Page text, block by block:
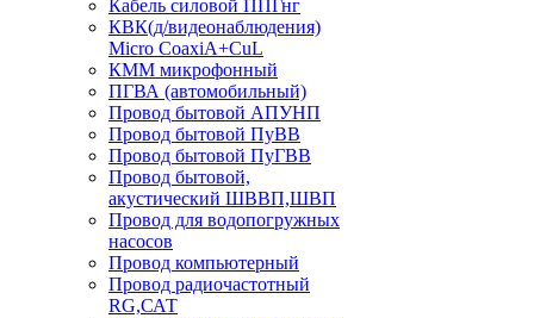
Кабель силовой ППГнг
КВК(д/видеонаблюдения)
Micro CoaxiA+CuL
КММ микрофонный
ПГВА (автомобильный)
Провод бытовой АПУНП
Провод бытовой ПуВВ
Провод бытовой ПуГВВ
Провод бытовой,
акустический ШВВП,ШВП
Провод для водопогружных
насосов
Провод компьютерный
Провод радиочастотный
RG,САТ